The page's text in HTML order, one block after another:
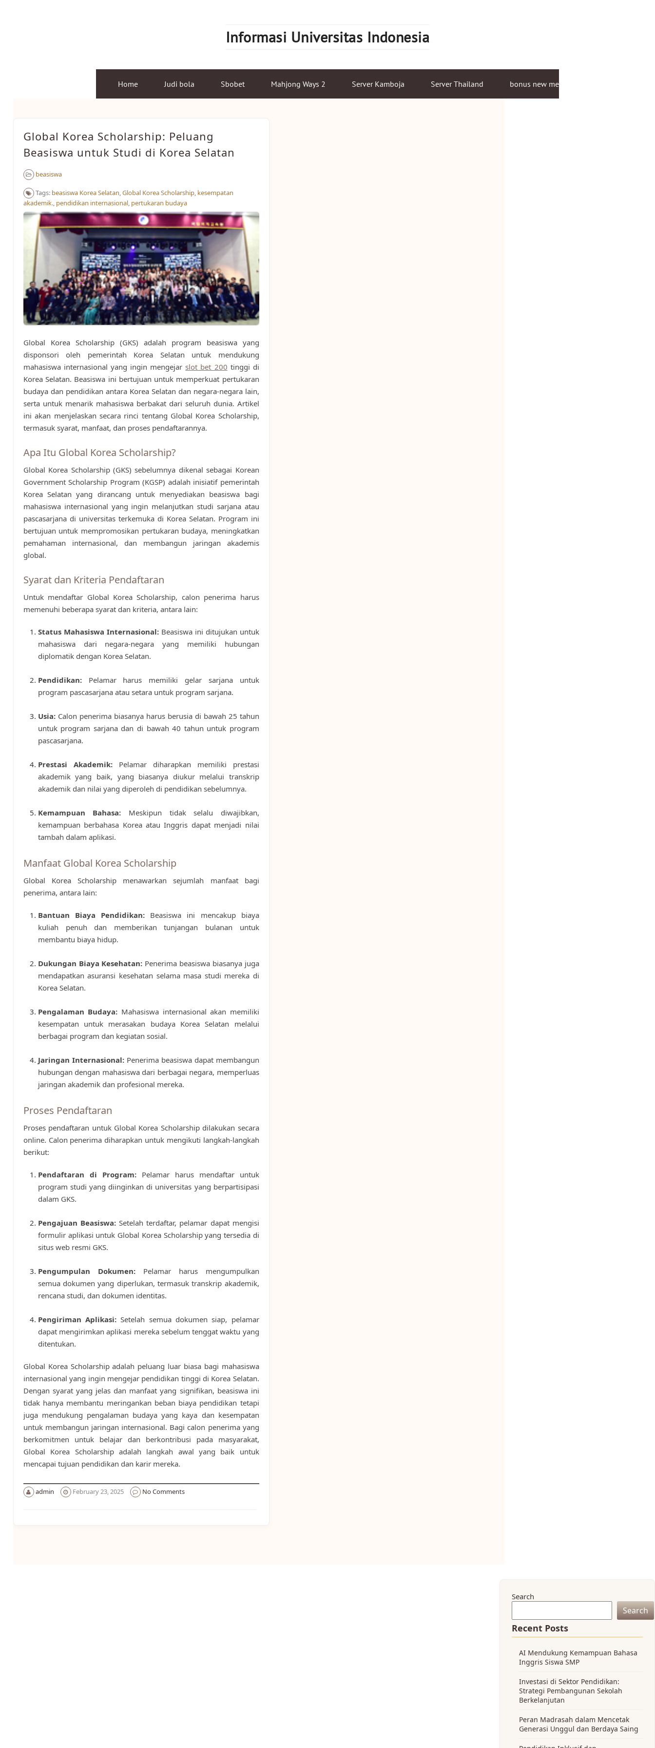
Informasi Universitas Indonesia
Home Judi bola Sbobet Mahjong Ways 2 Server Kamboja Server Thailand bonus new member
Global Korea Scholarship: Peluang
Beasiswa untuk Studi di Korea Selatan
beasiswa
Tags: beasiswa Korea Selatan,Global Korea Scholarship, kesempatan
akademik., pendidikan internasional, pertukaran budaya
Global Korea Scholarship (GKS) adalah program beasiswa yang
disponsori oleh pemerintah Korea Selatan untuk mendukung
mahasiswa internasional yang ingin mengejar slot bet 200 tinggi di
Korea Selatan. Beasiswa ini bertujuan untuk memperkuat pertukaran
budaya dan pendidikan antara Korea Selatan dan negara-negara lain,
serta untuk menarik mahasiswa berbakat dari seluruh dunia. Artikel
ini akan menjelaskan secara rinci tentang Global Korea Scholarship,
termasuk syarat, manfaat, dan proses pendaftarannya.
Apa Itu Global Korea Scholarship?
Global Korea Scholarship (GKS) sebelumnya dikenal sebagai Korean
Government Scholarship Program (KGSP) adalah inisiatif pemerintah
Korea Selatan yang dirancang untuk menyediakan beasiswa bagi
mahasiswa internasional yang ingin melanjutkan studi sarjana atau
pascasarjana di universitas terkemuka di Korea Selatan. Program ini
bertujuan untuk mempromosikan pertukaran budaya, meningkatkan
pemahaman internasional, dan membangun jaringan akademis
global.
Syarat dan Kriteria Pendaftaran
Untuk mendaftar Global Korea Scholarship, calon penerima harus
memenuhi beberapa syarat dan kriteria, antara lain:
Status Mahasiswa Internasional:Beasiswa ini ditujukan untuk
mahasiswa dari negara-negara yang memiliki hubungan
diplomatik dengan Korea Selatan.
Pendidikan:Pelamar harus memiliki gelar sarjana untuk
program pascasarjana atau setara untuk program sarjana.
Usia:Calon penerima biasanya harus berusia di bawah 25 tahun
untuk program sarjana dan di bawah 40 tahun untuk program
pascasarjana.
Prestasi Akademik:Pelamar diharapkan memiliki prestasi
akademik yang baik, yang biasanya diukur melalui transkrip
akademik dan nilai yang diperoleh di pendidikan sebelumnya.
Kemampuan Bahasa: Meskipun tidak selalu diwajibkan,
kemampuan berbahasa Korea atau Inggris dapat menjadi nilai
tambah dalam aplikasi.
Manfaat Global Korea Scholarship
Global Korea Scholarship menawarkan sejumlah manfaat bagi
penerima, antara lain:
Bantuan Biaya Pendidikan: Beasiswa ini mencakup biaya
kuliah penuh dan memberikan tunjangan bulanan untuk
membantu biaya hidup.
Dukungan Biaya Kesehatan: Penerima beasiswa biasanya juga
mendapatkan asuransi kesehatan selama masa studi mereka di
Korea Selatan.
Pengalaman Budaya: Mahasiswa internasional akan memiliki
kesempatan untuk merasakan budaya Korea Selatan melalui
berbagai program dan kegiatan sosial.
Jaringan Internasional:Penerima beasiswa dapat membangun
hubungan dengan mahasiswa dari berbagai negara, memperluas
jaringan akademik dan profesional mereka.
Proses Pendaftaran
Proses pendaftaran untuk Global Korea Scholarship dilakukan secara
online. Calon penerima diharapkan untuk mengikuti langkah-langkah
berikut:
Pendaftaran di Program:Pelamar harus mendaftar untuk
program studi yang diinginkan di universitas yang berpartisipasi
dalam GKS.
Pengajuan Beasiswa: Setelah terdaftar, pelamar dapat mengisi
formulir aplikasi untuk Global Korea Scholarship yang tersedia di
situs web resmi GKS.
Pengumpulan Dokumen:Pelamar harus mengumpulkan
semua dokumen yang diperlukan, termasuk transkrip akademik,
rencana studi, dan dokumen identitas.
Pengiriman Aplikasi: Setelah semua dokumen siap, pelamar
dapat mengirimkan aplikasi mereka sebelum tenggat waktu yang
ditentukan.
Global Korea Scholarship adalah peluang luar biasa bagi mahasiswa
internasional yang ingin mengejar pendidikan tinggi di Korea Selatan.
Dengan syarat yang jelas dan manfaat yang signifikan, beasiswa ini
tidak hanya membantu meringankan beban biaya pendidikan tetapi
juga mendukung pengalaman budaya yang kaya dan kesempatan
untuk membangun jaringan internasional. Bagi calon penerima yang
berkomitmen untuk belajar dan berkontribusi pada masyarakat,
Global Korea Scholarship adalah langkah awal yang baik untuk
mencapai tujuan pendidikan dan karir mereka.
admin February 23, 2025 No Comments
Search
Search
Recent Posts
AI Mendukung Kemampuan Bahasa
Inggris Siswa SMP
Investasi di Sektor Pendidikan:
Strategi Pembangunan Sekolah
Berkelanjutan
Peran Madrasah dalam Mencetak
Generasi Unggul dan Berdaya Saing